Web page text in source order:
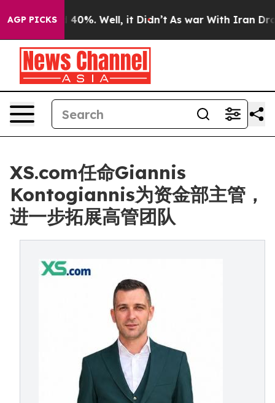
AGP PICKS
Around 40%. Well, it Didn’t As war With Iran Drove
XS.com任命Giannis
Kontogiannis为资金部主管，
进一步拓展高管团队